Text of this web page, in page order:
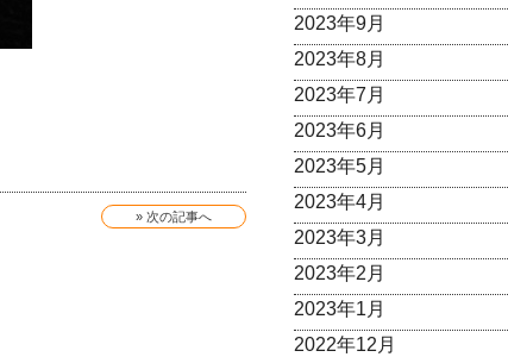
» 次の記事へ
2023年9月
2023年8月
2023年7月
2023年6月
2023年5月
2023年4月
2023年3月
2023年2月
2023年1月
2022年12月